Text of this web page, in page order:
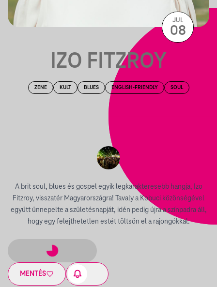
IZO FITZROY
ZENE KULT BLUES ENGLISH-FRIENDLY SOUL
A brit soul, blues és gospel egyik legkarakteresebb hangja, Izo
Fitzroy, visszatér Magyarországra! Tavaly a Kobuci közönségével
együtt ünnepelte a születésnapját, idén pedig újra a színpadra áll,
hogy egy felejthetetlen estét töltsön el a rajongókkal.
MENTÉS
JUL
08